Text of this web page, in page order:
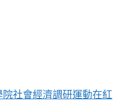
院社會經濟調研運動在紅